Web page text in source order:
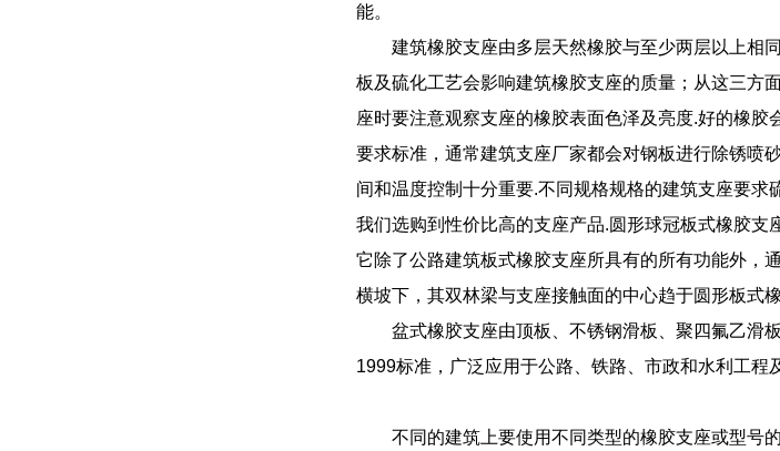
能。
建筑橡胶支座由多层天然橡胶与至少两层以上相
板及硫化工艺会影响建筑橡胶支座的质量；从这三方
座时要注意观察支座的橡胶表面色泽及亮度.好的橡
要求标准，通常建筑支座厂家都会对钢板进行除锈喷
间和温度控制十分重要.不同规格规格的建筑支座要
我们选购到性价比高的支座产品.圆形球冠板式橡胶支
它除了公路建筑板式橡胶支座所具有的所有功能外，
横坡下，其双林梁与支座接触面的中心趋于圆形板式
盆式橡胶支座由顶板、不锈钢滑板、聚四氟乙滑
1999标准，广泛应用于公路、铁路、市政和水利工程
不同的建筑上要使用不同类型的橡胶支座或型号